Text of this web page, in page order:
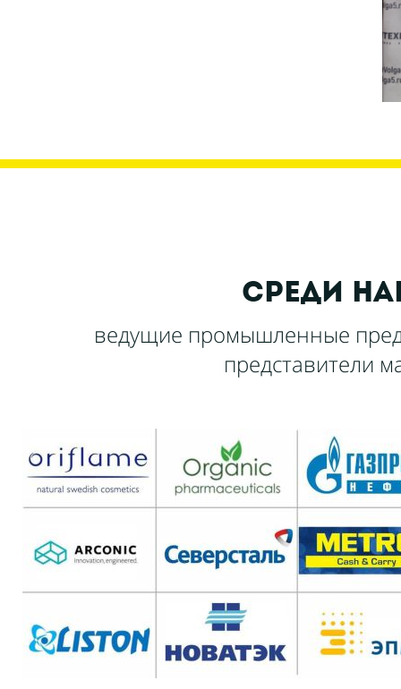
среди
ведущие промышленные
представители